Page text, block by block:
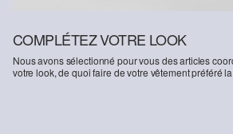
COMPLÉTEZ VOTRE LOOK
Nous avons sélectionné pour vous des articles
votre look, de quoi faire de votre vêtement préféré